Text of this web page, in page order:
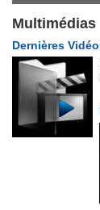
Multimédias
Dernières